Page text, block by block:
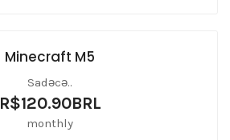
Minecraft M5
Sadəcə..
R$120.90BRL
monthly